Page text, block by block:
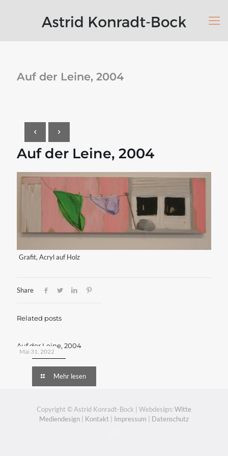
Auf der Leine, 2004
Auf der Leine, 2004
Grafit, Acryl auf Holz
Share
Related posts
Mai 31, 2022
Auf der Leine, 2004
Mehr lesen
Copyright © Astrid Konradt-Bock | Webdesign: Witte
Mediendesign
Kontakt Impressum Datenschutz